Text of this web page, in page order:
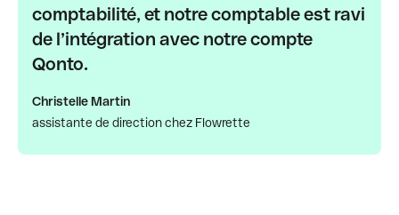
comptabilité, et notre comptable est ravi
de l’intégration avec notre compte
Qonto.
Christelle Martin
assistante de direction chez Flowrette